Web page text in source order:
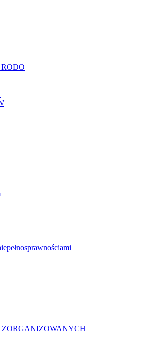
RODO
ZORGANIZOWANYCH